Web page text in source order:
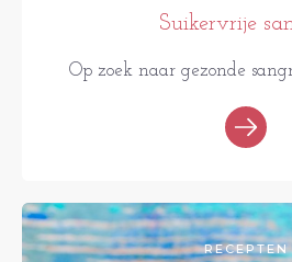
Suikervrije
Op zoek naar gezonde
RECEPTEN